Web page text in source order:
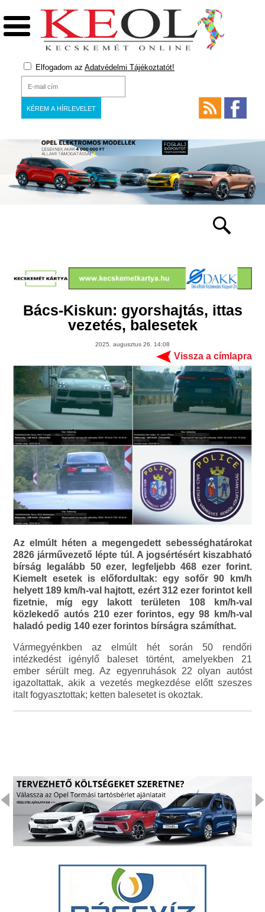
Elfogadom az Adatvédelmi Tájékoztatót!
Bács-Kiskun: gyorshajtás, ittas
vezetés, balesetek
2025. augusztus 26. 14:08
Vissza a címlapra
Az elmúlt héten a megengedett sebességhatárokat
2826 járművezető lépte túl. A jogsértésért kiszabható
bírság legalább 50 ezer, legfeljebb 468 ezer forint.
Kiemelt esetek is előfordultak: egy sofőr 90 km/h
helyett 189 km/h-val hajtott, ezért 312 ezer forintot kell
fizetnie, míg egy lakott területen 108 km/h-val
közlekedő autós 210 ezer forintos, egy 98 km/h-val
haladó pedig 140 ezer forintos bírságra számíthat.
Vármegyénkben az elmúlt hét során 50 rendőri
intézkedést igénylő baleset történt, amelyekben 21
ember sérült meg. Az egyenruhások 22 olyan autóst
igazoltattak, akik a vezetés megkezdése előtt szeszes
italt fogyasztottak; ketten balesetet is okoztak.